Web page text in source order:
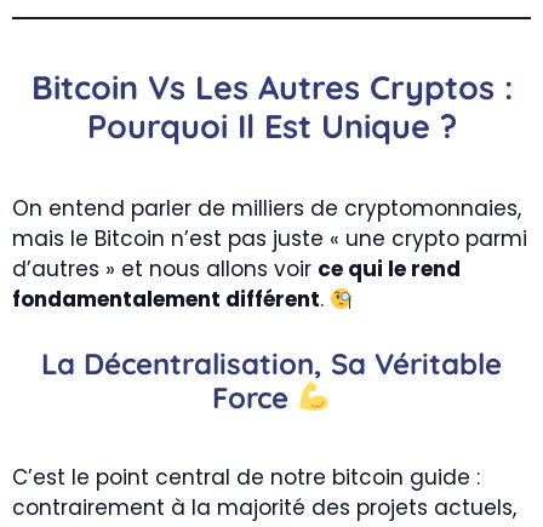
Bitcoin Vs Les Autres Cryptos :
Pourquoi Il Est Unique ?
On entend parler de milliers de cryptomonnaies,
mais le Bitcoin n’est pas juste « une crypto parmi
d’autres » et nous allons voir ce qui le rend
fondamentalement différent.
La Décentralisation, Sa Véritable
Force
C’est le point central de notre bitcoin guide :
contrairement à la majorité des projets actuels,